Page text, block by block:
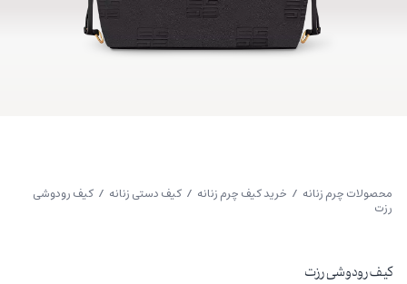
محصولات چرم زنانه / خرید کیف چرم زنانه / کیف دستی زنانه / کیف رودوشی
رزت
کیف رودوشی رزت